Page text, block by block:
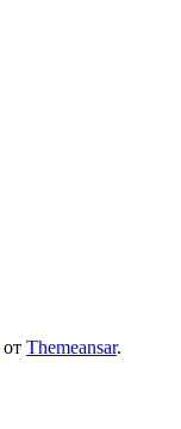
от Themeansar.